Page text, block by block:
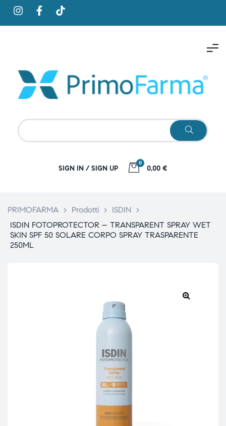
SIGN IN / SIGN UP
0
0,00 €
PRIMOFARMA > Prodotti > ISDIN >
ISDIN FOTOPROTECTOR – TRANSPARENT SPRAY WET
SKIN SPF 50 SOLARE CORPO SPRAY TRASPARENTE
250ML